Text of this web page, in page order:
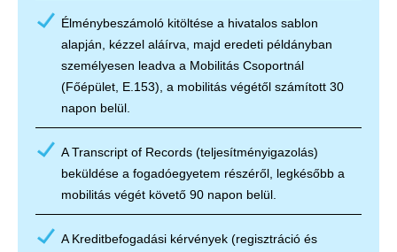
Élménybeszámoló kitöltése a hivatalos sablon
alapján, kézzel aláírva, majd eredeti példányban
személyesen leadva a Mobilitás Csoportnál
(Főépület, E.153), a mobilitás végétől számított 30
napon belül.
A Transcript of Records (teljesítményigazolás)
beküldése a fogadóegyetem részéről, legkésőbb a
mobilitás végét követő 90 napon belül.
A Kreditbefogadási kérvények (regisztráció és